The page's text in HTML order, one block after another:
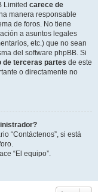
Limited carece de
manera responsable
de foros. No tiene
a asuntos legales
etc.) que no sean
del software phpBB. Si
de terceras partes de este
o directamente no
“Contáctenos”, si está
“El equipo”.